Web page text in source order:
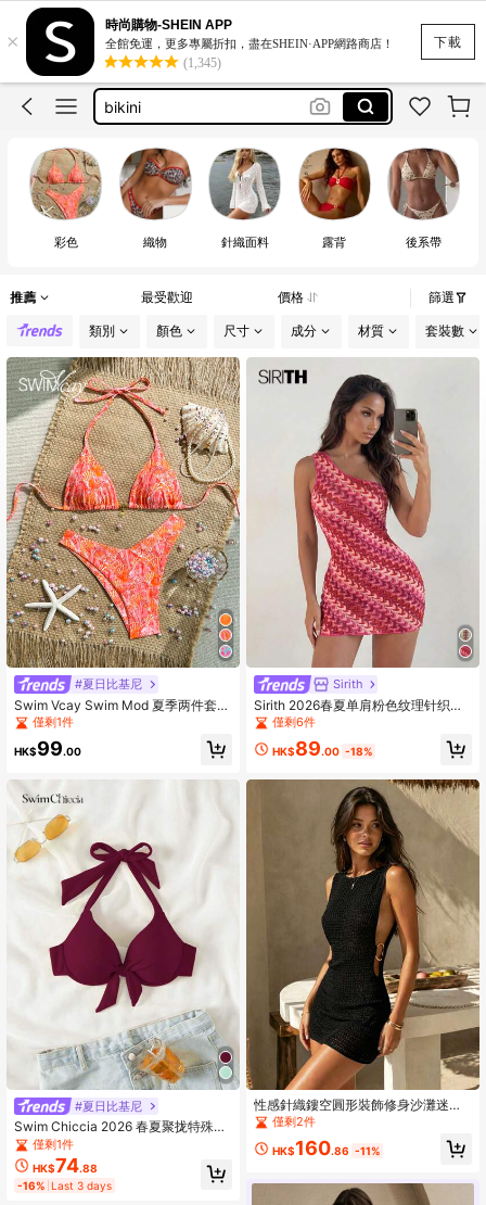
下載
×
時尚購物-SHEIN APP
全館免運，更多專屬折扣，盡在SHEIN·APP網路商店！
(1,345)
traje de baño mujer
motf
bikini
swimsuit
traje de baño mujer
motf
彩色 織物 針織面料 露背 後系帶
推薦 最受歡迎 價格 篩選
類別 顏色 尺寸 成分 材質 套裝數
#夏日比基尼
Swim Vcay Swim Mod 夏季两件套露
背随机花卉印花和高开叉泳裤比基尼
僅剩1件
HK$99.00
#夏日比基尼
Swim Chiccia 2026 春夏聚拢特殊面
料蝴蝶结吊带酒红色凸显胸部优雅女
士比基尼上衣
僅剩1件
HK$74.88
-16% Last 3 days
Sirith
Sirith 2026春夏单肩粉色纹理针织面
料修身时尚女式罩衫
僅剩6件
HK$89.00 -18%
性感針織鏤空圓形裝飾修身沙灘迷你
洋裝 2026 女款度假風海邊泳裝罩衫
僅剩2件
HK$160.86 -11%